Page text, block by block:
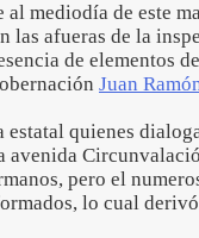
mediodía de este
las afueras de la
de elementos
Juan
quienes
avenida
pero el
lo cual